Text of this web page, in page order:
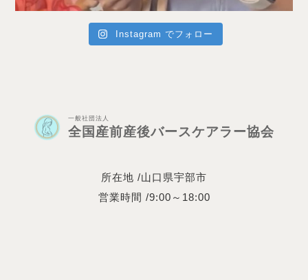
一般社団法人
全国産前産後バースケアラー協会
所在地 /山口県宇部市
営業時間 /9:00～18:00
Instagram でフォロー